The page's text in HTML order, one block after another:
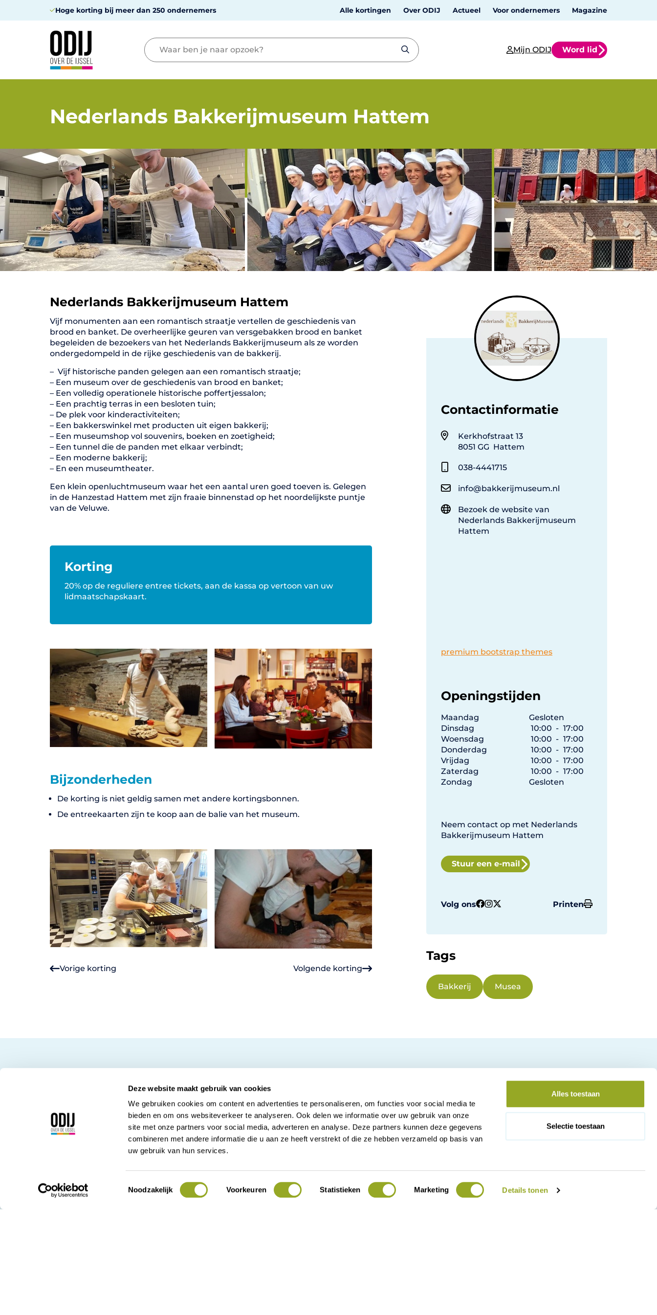
Deze website maakt gebruik van cookies
We gebruiken cookies om content en advertenties te personaliseren, om functies voor social media te
bieden en om ons websiteverkeer te analyseren. Ook delen we informatie over uw gebruik van onze
site met onze partners voor social media, adverteren en analyse. Deze partners kunnen deze gegevens
combineren met andere informatie die u aan ze heeft verstrekt of die ze hebben verzameld op basis van
uw gebruik van hun services.
Toestemmingsselectie
Noodzakelijk Voorkeuren Statistieken Marketing Details tonen
Alles toestaan
Selectie toestaan
Hoge korting bij meer dan 250 ondernemers Alle kortingen Over ODIJ Actueel Voor ondernemers Magazine
Mijn ODIJ Word lid
Nederlands Bakkerijmuseum Hattem
Nederlands Bakkerijmuseum Hattem
Vijf monumenten aan een romantisch straatje vertellen de geschiedenis van
brood en banket. De overheerlijke geuren van versgebakken brood en banket
begeleiden de bezoekers van het Nederlands Bakkerijmuseum als ze worden
ondergedompeld in de rijke geschiedenis van de bakkerij.
– Vijf historische panden gelegen aan een romantisch straatje;
– Een museum over de geschiedenis van brood en banket;
– Een volledig operationele historische poffertjessalon;
– Een prachtig terras in een besloten tuin;
– De plek voor kinderactiviteiten;
– Een bakkerswinkel met producten uit eigen bakkerij;
– Een museumshop vol souvenirs, boeken en zoetigheid;
– Een tunnel die de panden met elkaar verbindt;
– Een moderne bakkerij;
– En een museumtheater.
Een klein openluchtmuseum waar het een aantal uren goed toeven is. Gelegen
in de Hanzestad Hattem met zijn fraaie binnenstad op het noordelijkste puntje
van de Veluwe.
Korting
20% op de reguliere entree tickets, aan de kassa op vertoon van uw
lidmaatschapskaart.
Bijzonderheden
De korting is niet geldig samen met andere kortingsbonnen.
De entreekaarten zijn te koop aan de balie van het museum.
Vorige korting Volgende korting
Contactinformatie
Kerkhofstraat 13
8051 GG Hattem
038-4441715
info@bakkerijmuseum.nl
Bezoek de website van
Nederlands Bakkerijmuseum
Hattem
premium bootstrap themes
Openingstijden
Maandag
Gesloten
Dinsdag
10:00 - 17:00
Woensdag
10:00 - 17:00
Donderdag
10:00 - 17:00
Vrijdag
10:00 - 17:00
Zaterdag
10:00 - 17:00
Zondag
Gesloten
Neem contact op met Nederlands
Bakkerijmuseum Hattem
Stuur een e-mail
Volg ons Printen
Tags
Bakkerij Musea
Korte Kamperstraat 16
8011 MP Zwolle
admin@odij.nl
Contact
Over ODIJ
Actueel